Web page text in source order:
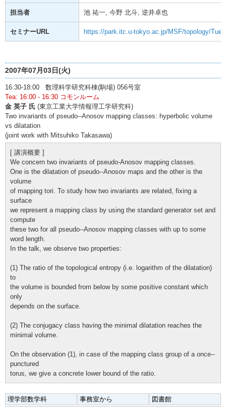
担当者 池 祐一, 今野 北斗, 逆井卓也
セミナーURL https://park.itc.u-tokyo.ac.jp/MSF/topology/
2007年07月03日(火)
16:30-18:00 数理科学研究科棟(駒場) 056号室
Tea: 16:00 - 16:30 コモンルーム
金 英子 氏 (東京工業大学情報理工学研究科)
Two invariants of pseudo--Anosov mapping classes: hyperbolic volume
vs dilatation
(joint work with Mitsuhiko Takasawa)
[ 講演概要 ]
We concern two invariants of pseudo-Anosov mapping classes.
One is the dilatation of pseudo--Anosov maps and the other is the
volume
of mapping tori. To study how two invariants are related, fixing a
surface
we represent a mapping class by using the standard generator set and
compute
these two for all pseudo--Anosov mapping classes with up to some
word length.
In the talk, we observe two properties:
(1) The ratio of the topological entropy (i.e. logarithm of the dilatation)
to
the volume is bounded from below by some positive constant which
only
depends on the surface.
(2) The conjugacy class having the minimal dilatation reaches the
minimal volume.
On the observation (1), in case of the mapping class group of a once--
punctured
torus, we give a concrete lower bound of the ratio.
理学部数学科 事務室から
図書館